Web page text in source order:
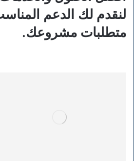
لنقدم لك الدعم
متطلبات مشروعك.